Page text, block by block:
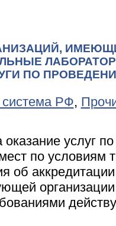
ПО
система РФ,
услуг
по условиям
об